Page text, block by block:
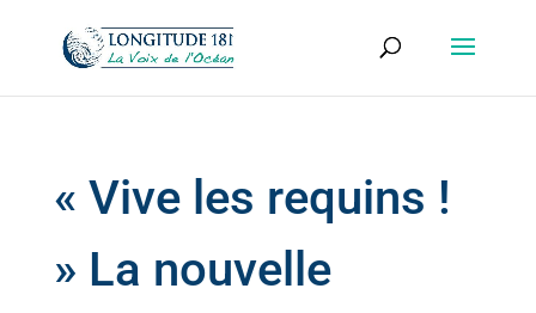
« Vive les requins !
» La nouvelle